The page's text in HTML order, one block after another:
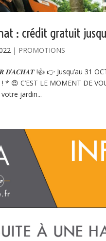
: crédit gratuit
| PROMOTIONS
!👍 👉 Jusqu’au 31
C’EST LE MOMENT DE
jardin...